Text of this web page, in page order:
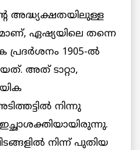
അദ്ധ്യക്ഷതയിലുള്ള
ഏഷ്യയിലെ തന്നെ
പ്രദര്‍ശനം 1905-ല്‍
അത് ടാറ്റാ,
നിന്നു
നിന്ന്‌ പുതിയ